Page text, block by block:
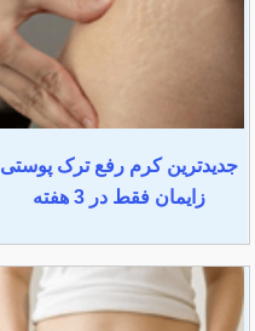
جدیدترین کرم رفع ترک پوستی
زایمان فقط در 3 هفته